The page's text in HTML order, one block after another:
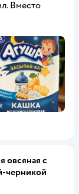
Вместо
овсяная с
черникой